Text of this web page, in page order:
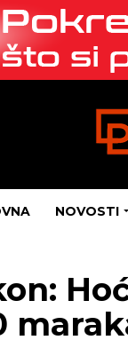
NOVOSTI